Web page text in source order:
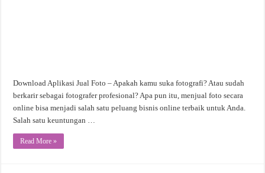
Download Aplikasi Jual Foto – Apakah kamu suka fotografi? Atau sudah
berkarir sebagai fotografer profesional? Apa pun itu, menjual foto secara
online bisa menjadi salah satu peluang bisnis online terbaik untuk Anda.
Salah satu keuntungan …
Read More »